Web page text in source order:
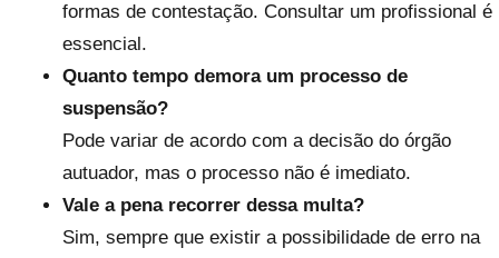
formas de contestação. Consultar um profissional é
essencial.
Quanto tempo demora um processo de
suspensão?
Pode variar de acordo com a decisão do órgão
autuador, mas o processo não é imediato.
Vale a pena recorrer dessa multa?
Sim, sempre que existir a possibilidade de erro na